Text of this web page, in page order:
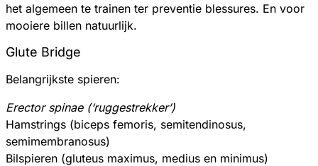
het algemeen te trainen ter preventie blessures. En voor
mooiere billen natuurlijk.
Glute Bridge
Belangrijkste spieren:
Erector spinae (‘ruggestrekker’)
Hamstrings (biceps femoris, semitendinosus,
semimembranosus)
Bilspieren (gluteus maximus, medius en minimus)